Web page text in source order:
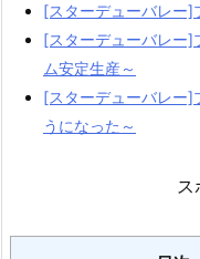
[スターデューバレー]
[スターデューバレー]
ム安定生産～
[スターデューバレー]
うになった～
ス